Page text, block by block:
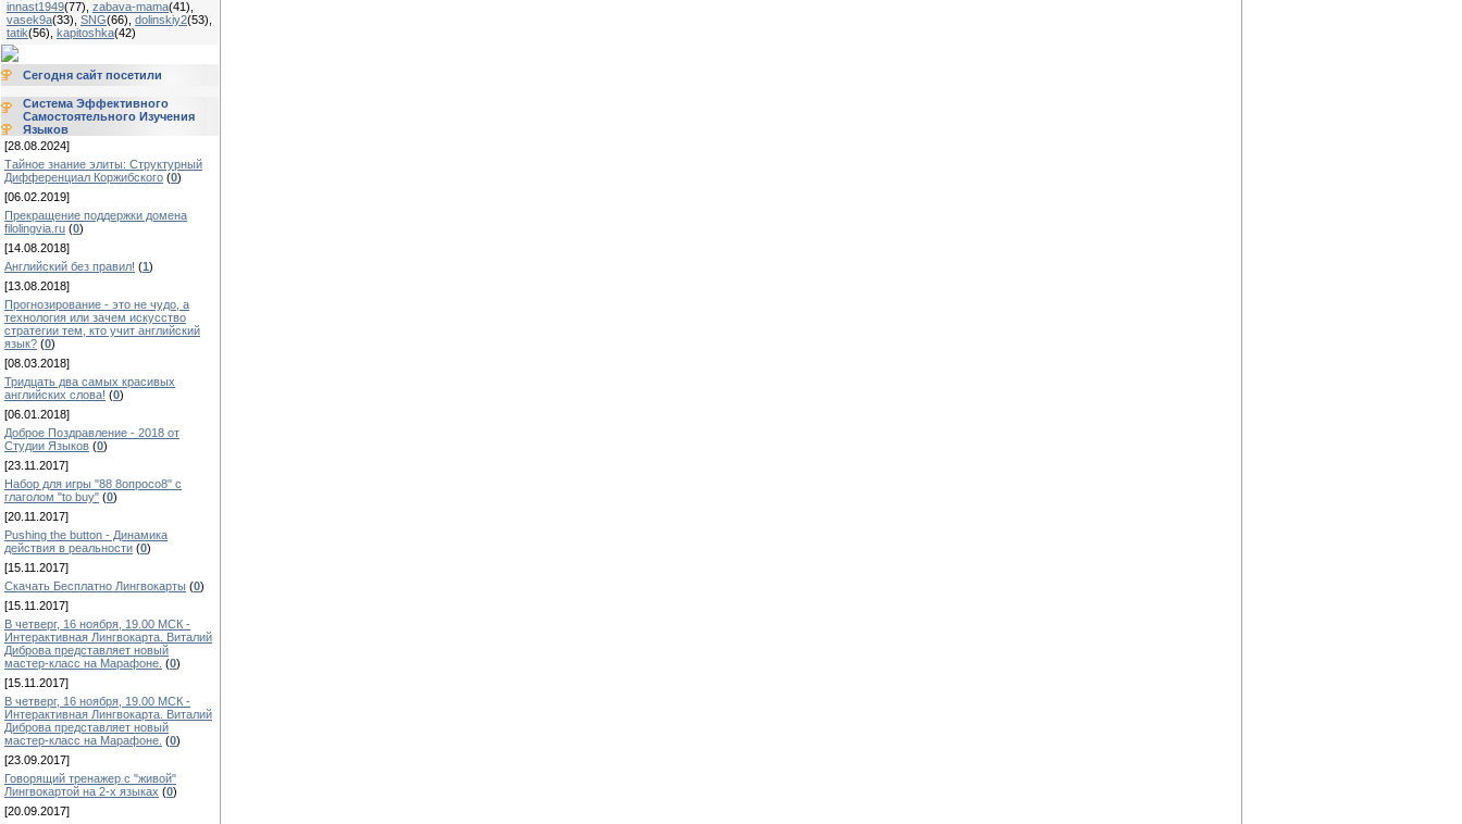
innast1949(77) zabava-mama(41)
vasek9a(33) SNG(66) dolinskiy2(53)
tatik(56) kapitoshka(42)
Сегодня сайт посетили
Система Эффективного
Самостоятельного Изучения
Языков
[28.08.2024]
Тайное знание элиты: Структурный
Дифференциал Коржибского (0)
[06.02.2019]
Прекращение поддержки домена
filolingvia.ru (0)
[14.08.2018]
Английский без правил! (1)
[13.08.2018]
Прогнозирование - это не чудо, а
технология или зачем искусство
стратегии тем, кто учит английский
язык? (0)
[08.03.2018]
Тридцать два самых красивых
английских слова! (0)
[06.01.2018]
Доброе Поздравление - 2018 от
Студии Языков (0)
[23.11.2017]
Набор для игры "88 8опросо8" с
глаголом "to buy" (0)
[20.11.2017]
Pushing the button - Динамика
действия в реальности (0)
[15.11.2017]
Скачать Бесплатно Лингвокарты (0)
[15.11.2017]
В четверг, 16 ноября, 19.00 МСК -
Интерактивная Лингвокарта. Виталий
Диброва представляет новый
мастер-класс на Марафоне. (0)
[15.11.2017]
В четверг, 16 ноября, 19.00 МСК -
Интерактивная Лингвокарта. Виталий
Диброва представляет новый
мастер-класс на Марафоне. (0)
[23.09.2017]
Говорящий тренажер с "живой"
Лингвокартой на 2-х языках (0)
[20.09.2017]